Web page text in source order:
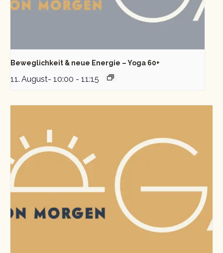
Beweglichkeit & neue Energie – Yoga 60+
11. August- 10:00 - 11:15